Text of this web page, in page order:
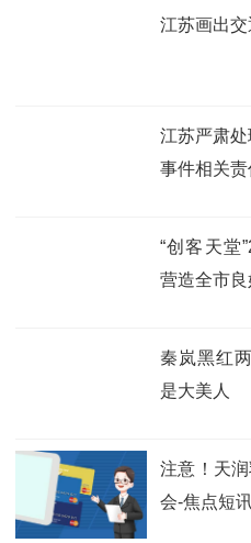
江苏画出
江苏严肃
事件相关责
“创客天堂
营造全市
秦岚黑红
是大美人
注意！天
会-焦点短